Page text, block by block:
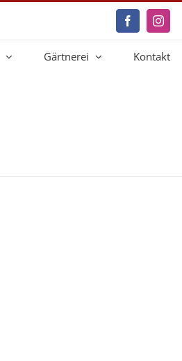
Facebook
Gärtnerei Kontakt